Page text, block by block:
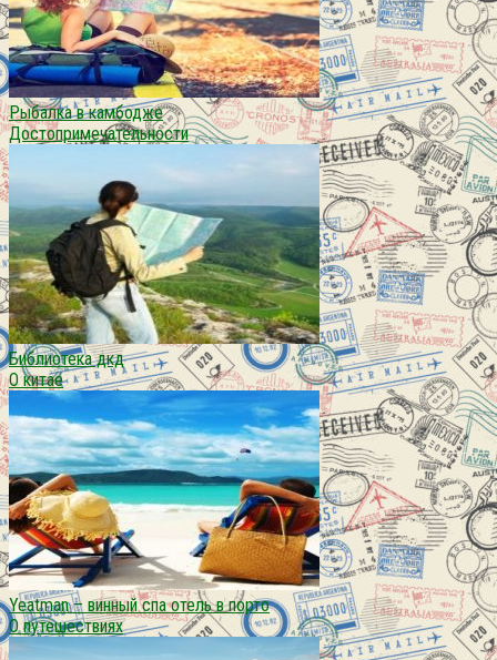
Рыбалка в камбодже
Достопримечательности
Библиотека дкд
О китае
Yeatman – винный спа отель в порто
О путешествиях